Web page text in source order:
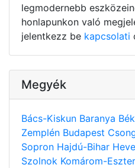
legmodernebb
honlapunkon való
jelentkezz be kapcsolati
Megyék
Bács-Kiskun Baranya
Zemplén Budapest
Sopron Hajdú-Bihar
Szolnok Komárom-